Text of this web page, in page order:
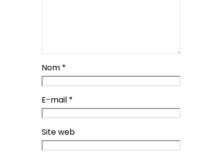
Nom *
E-mail *
Site web